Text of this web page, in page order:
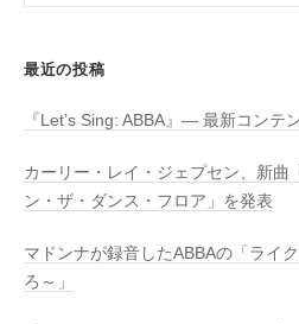
最近の投稿
『Let’s Sing: ABBA』― 最新コンテ
カーリー・レイ・ジェプセン、新曲
ン・ザ・ダンス・フロア」を発表
マドンナが録音したABBAの「ライ
ろ～」